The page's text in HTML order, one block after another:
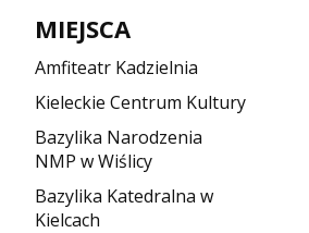
MIEJSCA
Amfiteatr Kadzielnia
Kieleckie Centrum Kultury
Bazylika Narodzenia
NMP w Wiślicy
Bazylika Katedralna w
Kielcach